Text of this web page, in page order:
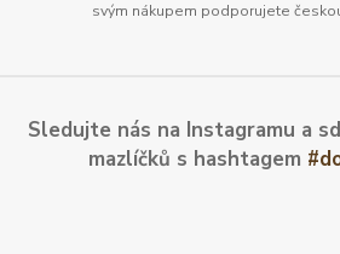
svým nákupem podporujete
Sledujte nás na Instagramu a
mazlíčků s hashtagem